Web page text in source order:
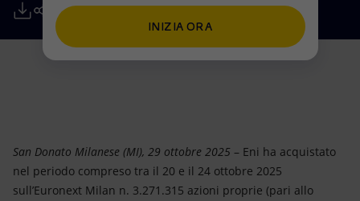
Net Zero
Modello satellitare
Scenari energetici
Collaborazioni per l'innovazione
Attività nel mondo
Mobilità
San Donato Milanese (MI), 29 ottobre 2025 – Eni ha acquistato
nel periodo compreso tra il 20 e il 24 ottobre 2025
sull’Euronext Milan n. 3.271.315 azioni proprie (pari allo
INIZIA ORA